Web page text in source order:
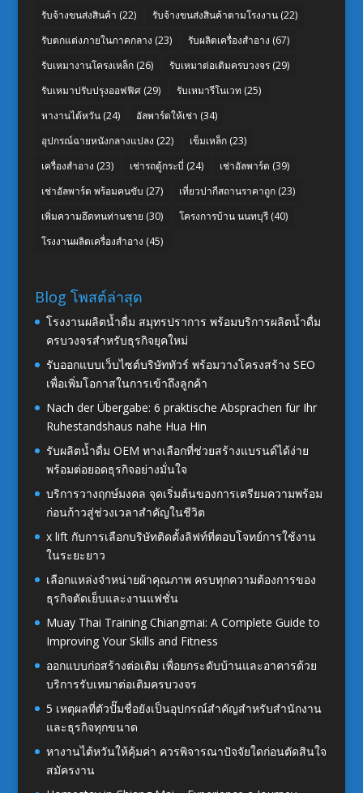
รับจ้างขนส่งสินค้า (22) รับจ้างขนส่งสินค้าตามโรงงาน(22)
รับตกแต่งภายในภาคกลาง (23) รับผลิตเครื่องสำอาง (67)
รับเหมางานโครงเหล็ก(26) รับเหมาต่อเติมครบวงจร(29)
รับเหมาปรับปรุงออฟฟิศ(29) รับเหมารีโนเวท (25)
หางานไต้หวัน(24) อัลพาร์ดให้เช่า (34)
อุปกรณ์ฉายหนังกลางแปลง (22) เข็มเหล็ก(23)
เครื่องสำอาง (23) เช่ารถตู้กระบี่ (24) เช่าอัลพาร์ด (39)
เช่าอัลพาร์ด พร้อมคนขับ (27) เที่ยวปากีสถานราคาถูก(23)
เพิ่มความอึดทนท่านชาย (30) โครงการบ้าน นนทบุรี(40)
โรงงานผลิตเครื่องสำอาง (45)
Blog โพสต์ล่าสุด
โรงงานผลิตน้ำดื่ม สมุทรปราการ พร้อมบริการผลิตน้ำดื่ม
ครบวงจรสำหรับธุรกิจยุคใหม่
รับออกแบบเว็บไซต์บริษัททัวร์ พร้อมวางโครงสร้าง SEO
เพื่อเพิ่มโอกาสในการเข้าถึงลูกค้า
Nach der Übergabe: 6 praktische Absprachen für Ihr
Ruhestandshaus nahe Hua Hin
รับผลิตน้ำดื่ม OEM ทางเลือกที่ช่วยสร้างแบรนด์ได้ง่าย
พร้อมต่อยอดธุรกิจอย่างมั่นใจ
บริการวางฤกษ์มงคล จุดเริ่มต้นของการเตรียมความพร้อม
ก่อนก้าวสู่ช่วงเวลาสำคัญในชีวิต
x lift กับการเลือกบริษัทติดตั้งลิฟท์ที่ตอบโจทย์การใช้งาน
ในระยะยาว
เลือกแหล่งจำหน่ายผ้าคุณภาพ ครบทุกความต้องการของ
ธุรกิจตัดเย็บและงานแฟชั่น
Muay Thai Training Chiangmai: A Complete Guide to
Improving Your Skills and Fitness
ออกแบบก่อสร้างต่อเติม เพื่อยกระดับบ้านและอาคารด้วย
บริการรับเหมาต่อเติมครบวงจร
5 เหตุผลที่ตัวปั๊มชื่อยังเป็นอุปกรณ์สำคัญสำหรับสำนักงาน
และธุรกิจทุกขนาด
หางานไต้หวันให้คุ้มค่า ควรพิจารณาปัจจัยใดก่อนตัดสินใจ
สมัครงาน